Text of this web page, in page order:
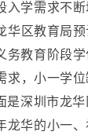
入学需求不断
华区教育局
务教育阶段
求，小一学
是深圳市龙
龙华的小一